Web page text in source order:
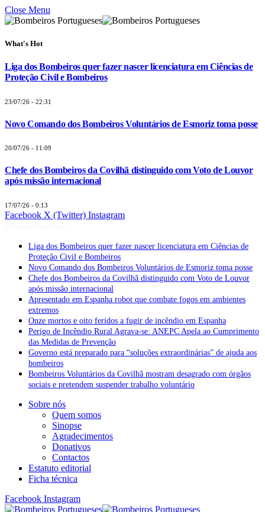
Close Menu
What's Hot
Liga dos Bombeiros quer fazer nascer licenciatura em Ciências de
Proteção Civil e Bombeiros
23/07/26 - 22:31
Novo Comando dos Bombeiros Voluntários de Esmoriz toma posse
20/07/26 - 11:09
Chefe dos Bombeiros da Covilhã distinguido com Voto de Louvor
após missão internacional
17/07/26 - 0:13
Facebook X (Twitter) Instagram
Liga dos Bombeiros quer fazer nascer licenciatura em Ciências de
Proteção Civil e Bombeiros
Novo Comando dos Bombeiros Voluntários de Esmoriz toma posse
Chefe dos Bombeiros da Covilhã distinguido com Voto de Louvor
após missão internacional
Apresentado em Espanha robot que combate fogos em ambientes
extremos
Onze mortos e oito feridos a fugir de incêndio em Espanha
Perigo de Incêndio Rural Agrava-se: ANEPC Apela ao Cumprimento
das Medidas de Prevenção
Governo está preparado para “soluções extraordinárias” de ajuda aos
bombeiros
Bombeiros Voluntários da Covilhã mostram desagrado com órgãos
sociais e pretendem suspender trabalho voluntário
Sobre nós
Quem somos
Sinopse
Agradecimentos
Donativos
Contactos
Estatuto editorial
Ficha técnica
Facebook Instagram